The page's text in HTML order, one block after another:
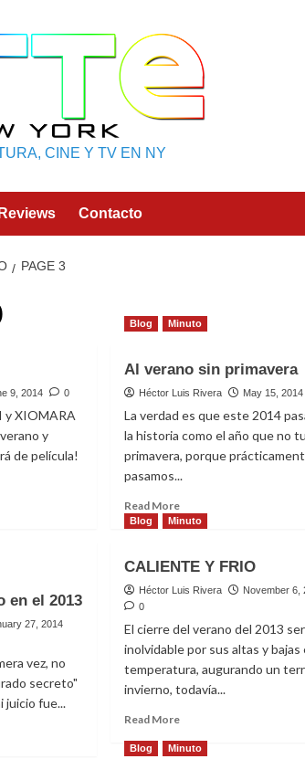
CINE Y TV EN NY
Reviews Contacto
PAGE 3
9, 2014 0
y XIOMARA
y
de película!
Blog Minuto
Al verano sin primavera
Héctor Luis Rivera May 15, 2014
La verdad es que este 2014
la historia como el año que no
primavera, porque
pasamos...
Read MoreRead
more
verano
sin
en el 2013
27, 2014
vez, no
secreto"
juicio fue...
Blog Minuto
CALIENTE Y FRIO
Héctor Luis Rivera
November 6,
0
El cierre del verano del 2013
inolvidable por sus altas y bajas
temperatura, augurando un
invierno, todavía...
Read MoreRead
about
Blog Minuto